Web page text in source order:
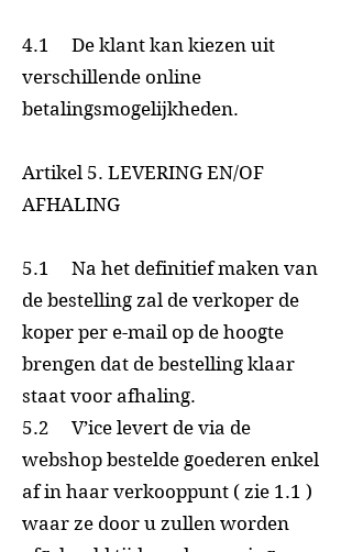
4.1 De klant kan kiezen uit
verschillende online
betalingsmogelijkheden.
Artikel 5. LEVERING EN/OF
AFHALING
5.1 Na het definitief maken van
de bestelling zal de verkoper de
koper per e-mail op de hoogte
brengen dat de bestelling klaar
staat voor afhaling.
5.2 V’ice levert de via de
webshop bestelde goederen enkel
af in haar verkooppunt ( zie 1.1 )
waar ze door u zullen worden